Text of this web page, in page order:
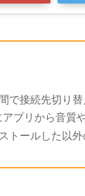
で接続先切り
プリから音質
トールした以